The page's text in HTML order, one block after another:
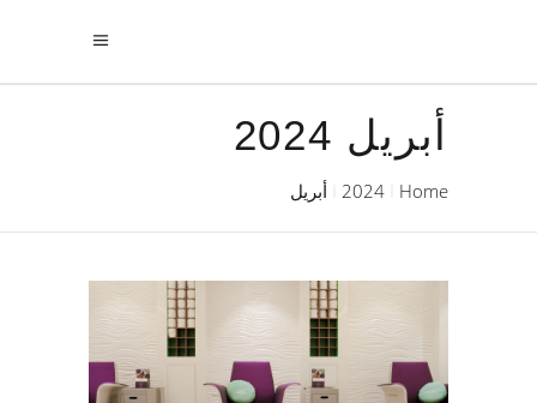
أبريل 2024
Home
2024 أبريل